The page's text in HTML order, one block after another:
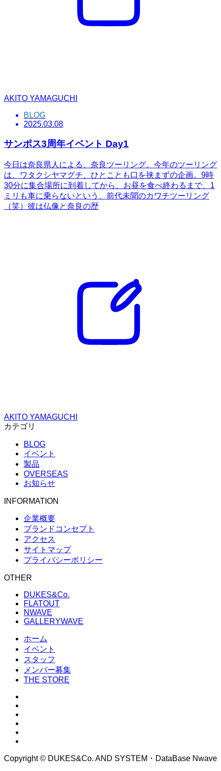
AKITO YAMAGUCHI
BLOG
2025.03.08
サンポス3周年イベント Day1
今日は奈良県人による、奈良ツーリング。今年のツーリング
は、ワタクシヤマグチ、ひとことも口を挟まずの企画。9時
30分に集合場所に到着してから、お昼を食べ終わるまで、1
ミリも車に乗らないという、前代未聞のカワチツーリング
（笑）彼は仏像と奈良の歴
AKITO YAMAGUCHI
カテゴリ
BLOG
イベント
製品
OVERSEAS
お知らせ
INFORMATION
企業概要
ブランドコンセプト
アクセス
サイトマップ
プライバシーポリシー
OTHER
DUKES&Co.
FLATOUT
NWAVE
GALLERYWAVE
ホーム
イベント
スタッフ
メンバー募集
THE STORE
Copyright © DUKES&Co. AND SYSTEM・DataBase Nwave